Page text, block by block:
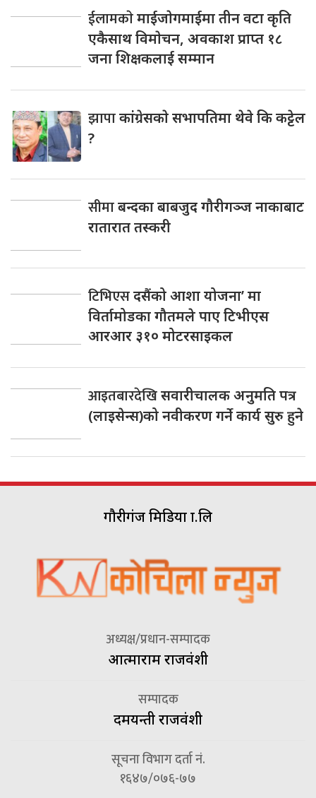
ईलामकाेमाईजाेगमाईमा तीन वटा कृति
एकैसाथ विमाेचन, अवकाश प्राप्त १८
जना शिक्षकलाई सम्मान
झापाकांंग्रेसकाे सभापतिमा थेवे कि कट्टेल
?
सीमाबन्दका बाबजुद गौरीगञ्ज नाकाबाट
रातारात तस्करी
टिभिएसदसैंको आशा योजना’ मा
विर्तामोडका गौतमले पाए टिभीएस
आरआर ३१० मोटरसाइकल
आइतबारदेखिसवारीचालक अनुमति पत्र
(लाइसेन्स)को नवीकरण गर्ने कार्य सुरु हुने
गौरीगंज मिडिया प्रा.लि
अध्यक्ष/प्रधान-सम्पादक
आत्माराम राजवंशी
सम्पादक
दमयन्ती राजवंशी
सूचना विभाग दर्ता नं.
१६४७/०७६-७७